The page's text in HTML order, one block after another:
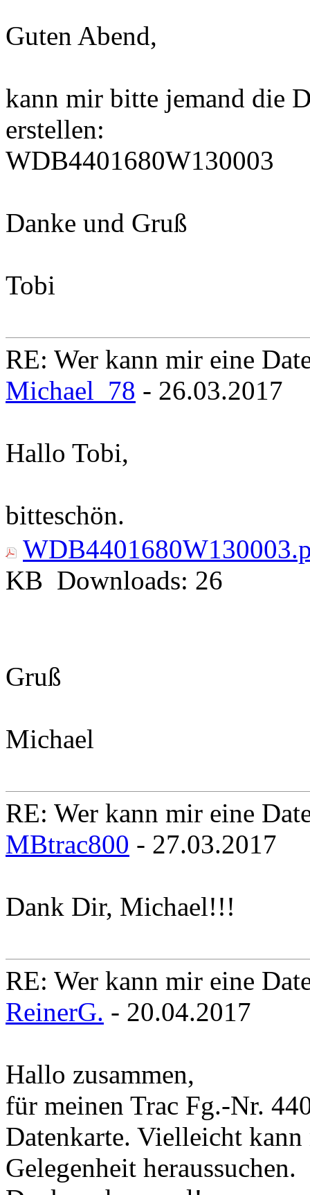
Guten Abend,
kann mir bitte jemand die
erstellen:
WDB4401680W130003
Danke und Gruß
Tobi
RE: Wer kann mir eine
Michael_78 - 26.03.2017
Hallo Tobi,
bitteschön.
KB Downloads: 26
Gruß
Michael
RE: Wer kann mir eine
MBtrac800 - 27.03.2017
Dank Dir, Michael!!!
RE: Wer kann mir eine
ReinerG. - 20.04.2017
Hallo zusammen,
für meinen Trac Fg.-Nr.
Datenkarte. Vielleicht
Gelegenheit heraussuchen.